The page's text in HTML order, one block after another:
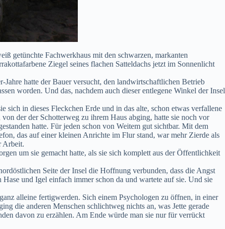
getünchte Fachwerkhaus mit den schwarzen, markanten
Ziegel seines flachen Satteldachs jetzt im Sonnenlicht
hatte der Bauer versucht, den landwirtschaftlichen Betrieb
worden. Und das, nachdem auch dieser entlegene Winkel der Insel
in dieses Fleckchen Erde und in das alte, schon etwas verfallene
der der Schotterweg zu ihrem Haus abging, hatte sie noch vor
hatte. Für jeden schon von Weitem gut sichtbar. Mit dem
das auf einer kleinen Anrichte im Flur stand, war mehr Zierde als
Arbeit.
um sie gemacht hatte, als sie sich komplett aus der Öffentlichkeit
Seite der Insel die Hoffnung verbunden, dass die Angst
und Igel einfach immer schon da und wartete auf sie. Und sie
alleine fertigwerden. Sich einem Psychologen zu öffnen, in einer
die anderen Menschen schlichtweg nichts an, was Jette gerade
davon zu erzählen. Am Ende würde man sie nur für verrückt